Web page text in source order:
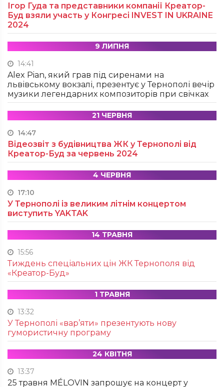
Ігор Гуда та представники компанії Креатор-
Буд взяли участь у Конгресі INVEST IN UKRAINE
2024
9 ЛИПНЯ
14:41
Alex Pian, який грав під сиренами на
львівському вокзалі, презентує у Тернополі вечір
музики легендарних композиторів при свічках
21 ЧЕРВНЯ
14:47
Відеозвіт з будівництва ЖК у Тернополі від
Креатор-Буд за червень 2024
4 ЧЕРВНЯ
17:10
У Тернополі із великим літнім концертом
виступить YAKTAK
14 ТРАВНЯ
15:56
Тиждень спеціальних цін ЖК Тернополя від
«Креатор-Буд»
1 ТРАВНЯ
13:32
У Тернополі «вар’яти» презентують нову
гумористичну програму
24 КВІТНЯ
13:37
25 травня MÉLOVIN запрошує на концерт у